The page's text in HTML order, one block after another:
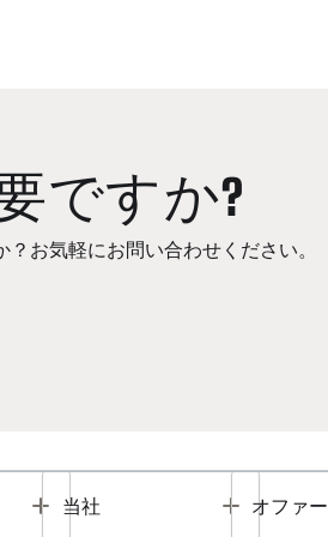
ですか?
お気軽にお問い合わせください。
Toggle
当社 Toggle
オファー